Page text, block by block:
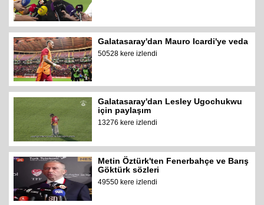
Galatasaray'dan Mauro Icardi'ye veda
50528 kere izlendi
Galatasaray'dan Lesley Ugochukwu
için paylaşım
13276 kere izlendi
Metin Öztürk'ten Fenerbahçe ve Barış
Göktürk sözleri
49550 kere izlendi